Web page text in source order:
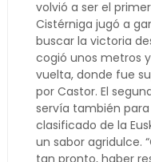
volvió a ser el
Cistérniga jugó a
buscar la victoria
cogió unos metros
vuelta, donde fue
por Castor. El
servía también
clasificado de la
un sabor agridulce.
tan pronto, haber